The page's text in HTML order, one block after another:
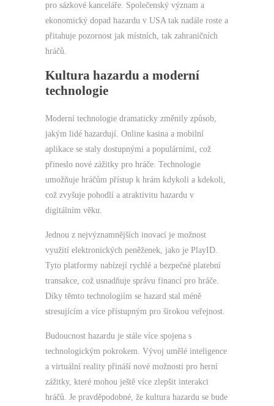
pro sázkové kanceláře. Společenský význam a
ekonomický dopad hazardu v USA tak nadále roste a
přitahuje pozornost jak místních, tak zahraničních
hráčů.
Kultura hazardu a moderní
technologie
Moderní technologie dramaticky změnily způsob,
jakým lidé hazardují. Online kasina a mobilní
aplikace se staly dostupnými a populárními, což
přineslo nové zážitky pro hráče. Technologie
umožňuje hráčům přístup k hrám kdykoli a kdekoli,
což zvyšuje pohodlí a atraktivitu hazardu v
digitálním věku.
Jednou z nejvýznamnějších inovací je možnost
využití elektronických peněženek, jako je PlayID.
Tyto platformy nabízejí rychlé a bezpečné platební
transakce, což usnadňuje správu financí pro hráče.
Díky těmto technologiím se hazard stal méně
stresujícím a více přístupným pro širokou veřejnost.
Budoucnost hazardu je stále více spojena s
technologickým pokrokem. Vývoj umělé inteligence
a virtuální reality přináší nové možnosti pro herní
zážitky, které mohou ještě více zlepšit interakci
hráčů. Je pravděpodobné, že kultura hazardu se bude